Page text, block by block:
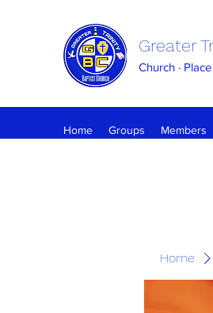
Greater
Church ·
Home Groups Members
Home